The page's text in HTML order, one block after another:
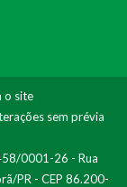
o site
sem prévia
0001-26 - Rua
PR - CEP 86.200-